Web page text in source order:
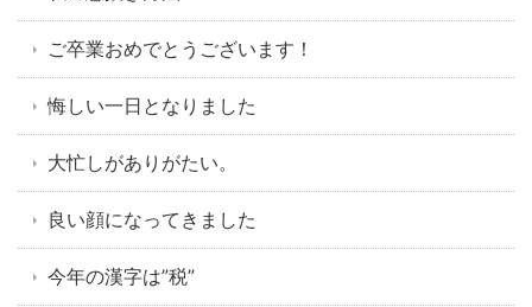
ご卒業おめでとうございます！
悔しい一日となりました
大忙しがありがたい。
良い顔になってきました
今年の漢字は”税”